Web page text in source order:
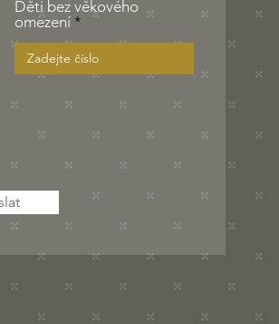
r
e
d
Děti bez věkového
omezení